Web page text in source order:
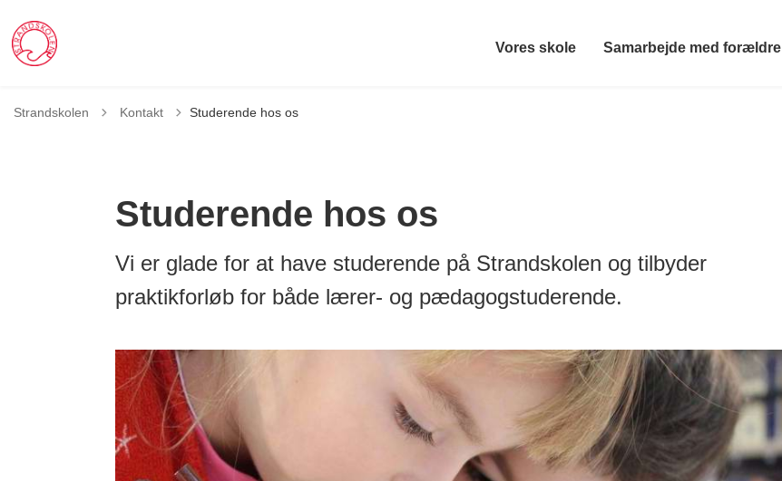
Vores skole Samarbejde med forældre
Strandskolen Tilbage til
Kontakt Studerende hos os
Studerende hos os
Vi er glade for at have studerende på Strandskolen og tilbyder
praktikforløb for både lærer- og pædagogstuderende.